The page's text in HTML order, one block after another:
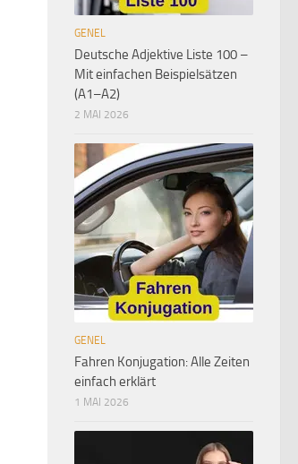
GENEL
Deutsche Adjektive Liste 100 –
Mit einfachen Beispielsätzen
(A1–A2)
2 MAI 2026
GENEL
Fahren Konjugation: Alle Zeiten
einfach erklärt
1 MAI 2026